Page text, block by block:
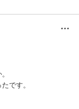
です。
した。寝ていても目が